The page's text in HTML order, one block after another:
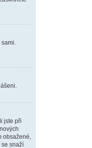
jste při
obsažené,
se snaží